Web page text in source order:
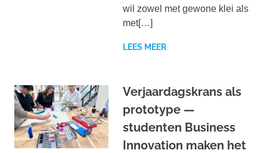
wil zowel met gewone klei als
met[…]
LEES MEER
Verjaardagskrans als
prototype —
studenten Business
Innovation maken het